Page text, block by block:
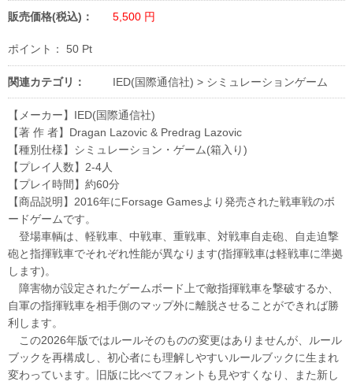
販売価格(税込)： 5,500 円
ポイント： 50 Pt
関連カテゴリ： IED(国際通信社) > シミュレーションゲーム
【メーカー】IED(国際通信社)
【著 作 者】Dragan Lazovic & Predrag Lazovic
【種別仕様】シミュレーション・ゲーム(箱入り)
【プレイ人数】2-4人
【プレイ時間】約60分
【商品説明】2016年にForsage Gamesより発売された戦車戦のボ
ードゲームです。
登場車輌は、軽戦車、中戦車、重戦車、対戦車自走砲、自走迫撃
砲と指揮戦車でそれぞれ性能が異なります(指揮戦車は軽戦車に準拠
します)。
障害物が設定されたゲームボード上で敵指揮戦車を撃破するか、
自軍の指揮戦車を相手側のマップ外に離脱させることができれば勝
利します。
この2026年版ではルールそのものの変更はありませんが、ルール
ブックを再構成し、初心者にも理解しやすいルールブックに生まれ
変わっています。旧版に比べてフォントも見やすくなり、また新し